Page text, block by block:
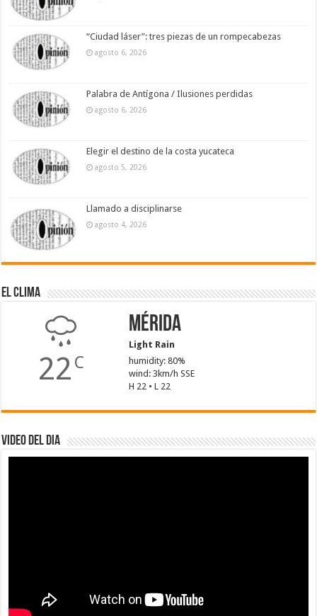
“Ciudad láser”: tres piezas de un rompecabezas
agosto 6, 2026
Palabra de Antígona / Ilusiones perdidas
agosto 6, 2026
Elegir el destino de la costa yucateca
agosto 5, 2026
Llamado a disciplinarse
agosto 4, 2026
El Clima
22 C
Mérida
Light Rain
humidity: 80%
wind: 3km/h SSE
H 22 • L 22
Video del dia